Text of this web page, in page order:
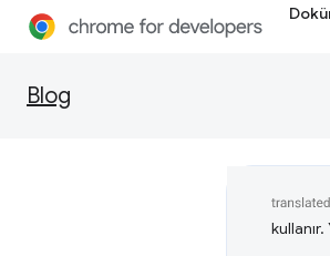
Blog